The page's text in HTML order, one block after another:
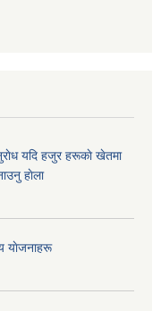
यदि हजुर हरूकाे खेतमा
हाेला
याेजनाहरू